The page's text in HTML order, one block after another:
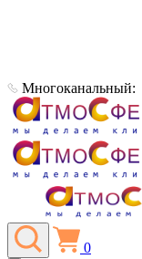
Многоканальный:
0